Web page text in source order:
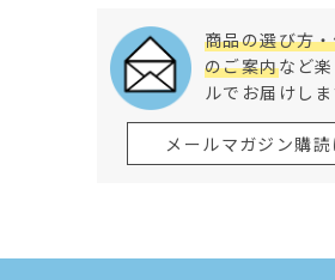
商品の選び方
のご案内など
ルでお届けし
メールマガジン購読